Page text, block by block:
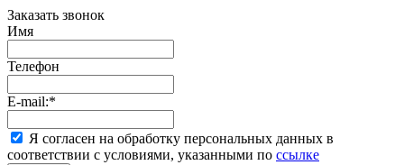
Заказать звонок
Имя
Телефон
E-mail:*
Я согласен на обработку персональных данных в
соответствии с условиями, указанными по ссылке